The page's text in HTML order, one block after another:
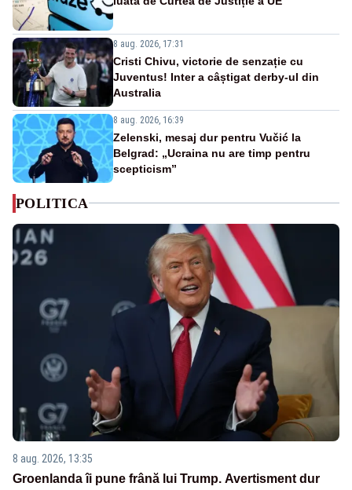
8 aug. 2026, 17:31
Cristi Chivu, victorie de senzație cu
Juventus! Inter a câștigat derby-ul din
Australia
8 aug. 2026, 16:39
Zelenski, mesaj dur pentru Vučić la
Belgrad: „Ucraina nu are timp pentru
scepticism”
POLITICA
8 aug. 2026, 13:35
Groenlanda îi pune frână lui Trump. Avertisment dur